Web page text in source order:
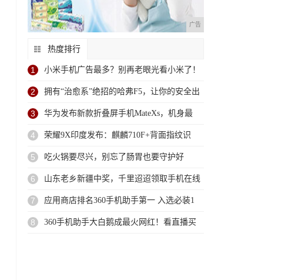
广告
热度排行
1 小米手机广告最多？别再老眼光看小米了！
2 拥有“治愈系”绝招的哈弗F5，让你的安全出
3 华为发布新款折叠屏手机MateXs，机身最
4 荣耀9X印度发布：麒麟710F+背面指纹识
5 吃火锅要尽兴，别忘了肠胃也要守护好
6 山东老乡新疆中奖，千里迢迢领取手机在线
10
7 应用商店排名360手机助手第一 入选必装1
8 360手机助手大白鹅成最火网红！看直播买